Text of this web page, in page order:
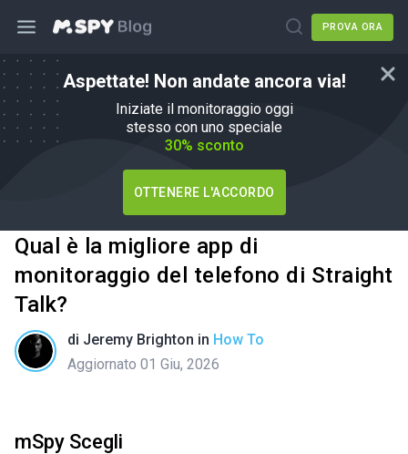
PROVA ORA
Aspettate! Non andate ancora via!
Iniziate il monitoraggio oggi
stesso con uno speciale
30% sconto
OTTENERE L'ACCORDO
Qual è la migliore app di
monitoraggio del telefono di Straight
Talk?
di Jeremy Brighton in How To
Aggiornato 01 Giu, 2026
mSpy Scegli